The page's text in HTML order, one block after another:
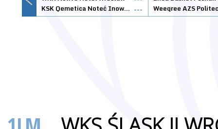
KSK Qemetica Noteć Inowrocław ---